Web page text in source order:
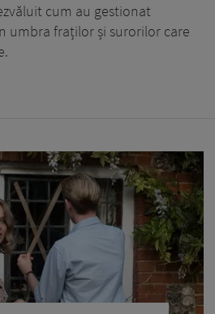
cum au gestionat
umbra fraților și surorilor care